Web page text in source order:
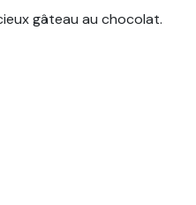
gâteau au chocolat.